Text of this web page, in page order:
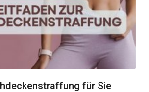
für Sie